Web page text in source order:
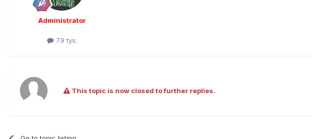
Administrator
7.9 tys.
This topic is now closed to further replies.